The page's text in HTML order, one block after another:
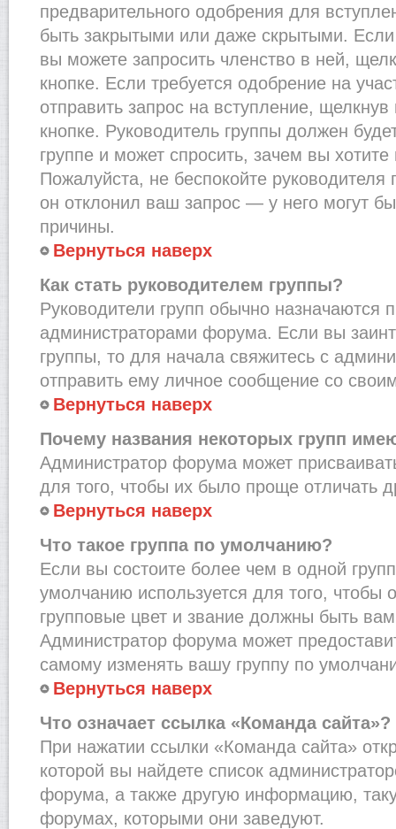
предварительного одобрения для
быть закрытыми или даже скрытыми. Если
вы можете запросить членство в ней,
кнопке. Если требуется одобрение на
отправить запрос на вступление,
кнопке. Руководитель группы должен
группе и может спросить, зачем вы хотите
Пожалуйста, не беспокойте
он отклонил ваш запрос — у него могут
причины.
Вернуться наверх
Как стать руководителем группы?
Руководители групп обычно назначаются
администраторами форума. Если вы
группы, то для начала свяжитесь с
отправить ему личное сообщение со
Вернуться наверх
Почему названия некоторых групп
Администратор форума может
для того, чтобы их было проще отличать
Вернуться наверх
Что такое группа по умолчанию?
Если вы состоите более чем в одной
умолчанию используется для того, чтобы
групповые цвет и звание должны быть
Администратор форума может
самому изменять вашу группу по
Вернуться наверх
Что означает ссылка «Команда сайта»?
При нажатии ссылки «Команда сайта»
которой вы найдете список
форума, а также другую информацию,
форумах, которыми они заведуют.